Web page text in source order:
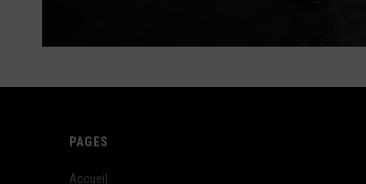
PAGES
Accueil